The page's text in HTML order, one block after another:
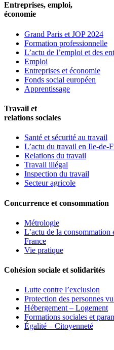
Entreprises, emploi,
économie
Grand Paris et JOP 2024
Formation professionnelle
L’actu de l’emploi et des
Emploi
Entreprises et économie
Fonds social européen
Apprentissage
Travail et
relations sociales
Santé et sécurité au travail
L’actu du travail en Ile-de-
Relations du travail
Travail illégal
Inspection du travail
Secteur agricole
Concurrence et consommation
Métrologie
L’actu de la
France
Vie pratique
Cohésion sociale et solidarités
Lutte contre l’exclusion
Protection des personnes
Hébergement – Logement
Formations sociales et
Égalité – Citoyenneté